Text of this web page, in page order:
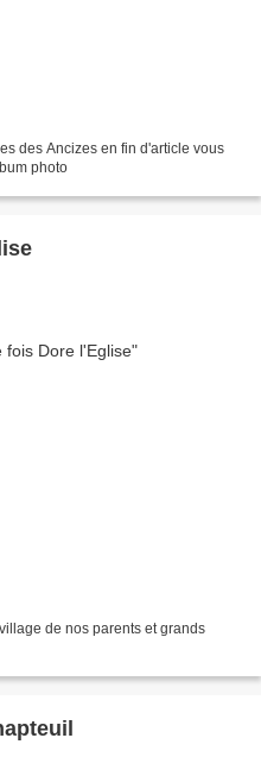
des Ancizes en fin d'article vous
photo
de nos parents et grands